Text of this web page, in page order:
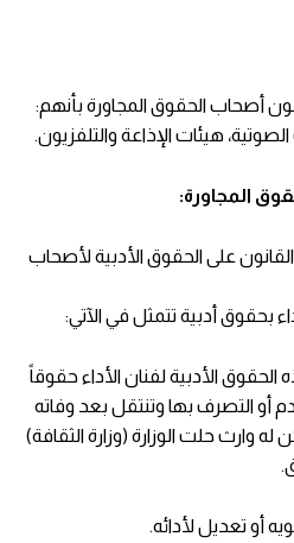
أصحاب الحقوق المجاورة بأنهم:
هيئات الإذاعة والتلفزيون.
المجاورة:
(25 / إلى 30) من القانون على الحقوق الأدبية لأصحاب
الحقوق الأدبية لفنان الأداء حقوقاً
أو التصرف بها وتنتقل بعد وفاته
له وارث حلت الوزارة (وزارة الثقافة)
أو تعديل لأدائه.